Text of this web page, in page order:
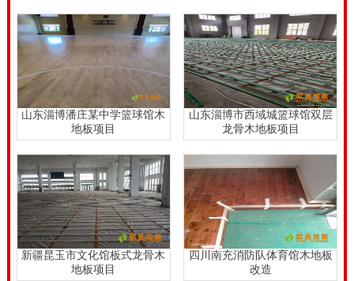
山东淄博潘庄某中学篮球馆木
地板项目
山东淄博市西域城篮球馆双层
龙骨木地板项目
新疆昆玉市文化馆板式龙骨木
地板项目
四川南充消防队体育馆木地板
改造